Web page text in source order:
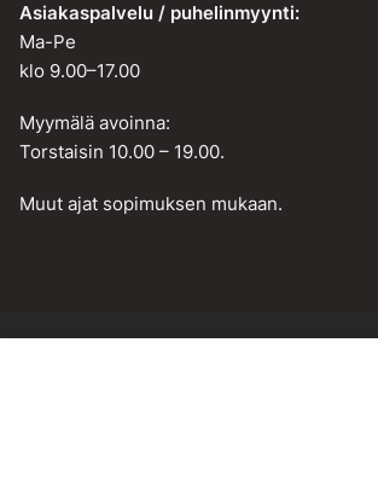
Asiakaspalvelu / puhelinmyynti:
Ma-Pe
klo 9.00–17.00
Myymälä avoinna:
Torstaisin 10.00 – 19.00.
Muut ajat sopimuksen mukaan.